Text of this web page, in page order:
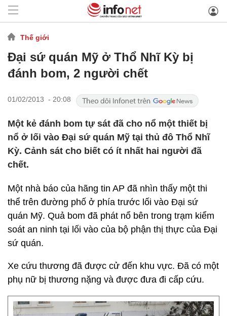
Thế giới
Đại sứ quán Mỹ ở Thổ Nhĩ Kỳ bị
đánh bom, 2 người chết
01/02/2013 - 20:08
Một kẻ đánh bom tự sát đã cho nổ một thiết bị
nổ ở lối vào Đại sứ quán Mỹ tại thủ đô Thổ Nhĩ
Kỳ. Cảnh sát cho biết có ít nhất hai người đã
chết.
Một nhà báo của hãng tin AP đã nhìn thấy một thi
thể trên đường phố ở phía trước lối vào Đại sứ
quán Mỹ. Quả bom đã phát nổ bên trong trạm kiểm
soát an ninh tại lối vào của bộ phận thị thực của Đại
sứ quán.
Xe cứu thương đã được cử đến khu vực. Đã có một
phụ nữ bị thương nặng và được đưa đi cấp cứu.